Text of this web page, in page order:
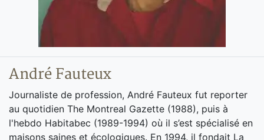
André Fauteux
Journaliste de profession, André Fauteux fut reporter
au quotidien The Montreal Gazette (1988), puis à
l'hebdo Habitabec (1989-1994) où il s’est spécialisé en
maisons saines et écologiques. En 1994, il fondait La